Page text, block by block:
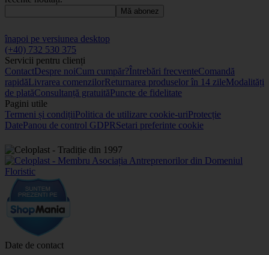
Mă abonez
înapoi pe versiunea desktop
(+40) 732 530 375
Servicii pentru clienți
ContactDespre noiCum cumpăr?Întrebări frecventeComandă
rapidăLivrarea comenzilorReturnarea produselor în 14 zileModalități
de platăConsultanță gratuităPuncte de fidelitate
Pagini utile
Termeni și condițiiPolitica de utilizare cookie-uriProtecție
DatePanou de control GDPRSetari preferinte cookie
Date de contact